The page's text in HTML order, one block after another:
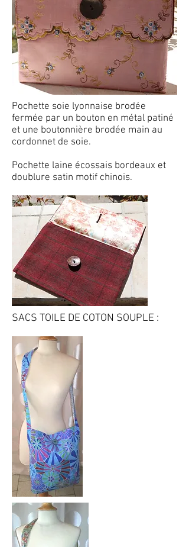
Pochette soie lyonnaise brodée
fermée par un bouton en métal patiné
et une boutonnière brodée main au
cordonnet de soie.
Pochette laine écossais bordeaux et
doublure satin motif chinois.
SACS TOILE DE COTON SOUPLE :